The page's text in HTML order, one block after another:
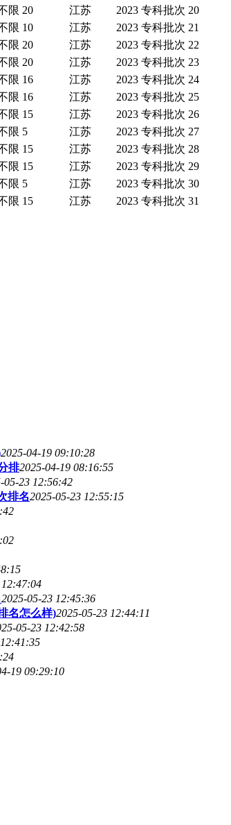
限 20 江苏 2023 专科批次 20
限 10 江苏 2023 专科批次 21
限 20 江苏 2023 专科批次 22
限 20 江苏 2023 专科批次 23
限 16 江苏 2023 专科批次 24
限 16 江苏 2023 专科批次 25
限 15 江苏 2023 专科批次 26
限 5 江苏 2023 专科批次 27
限 15 江苏 2023 专科批次 28
限 15 江苏 2023 专科批次 29
限 5 江苏 2023 专科批次 30
限 15 江苏 2023 专科批次 31
2025-04-19 09:10:28
排2025-04-19 08:16:55
05-23 12:56:42
排名2025-05-23 12:55:15
2025-05-23 12:45:36
名怎么样)2025-05-23 12:44:11
05-23 12:42:58
19 09:29:10